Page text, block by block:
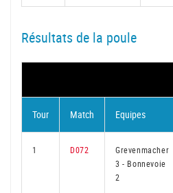
Résultats de la poule
Tour Match Equipes
1 D072
Grevenmacher
3- Bonnevoie
2